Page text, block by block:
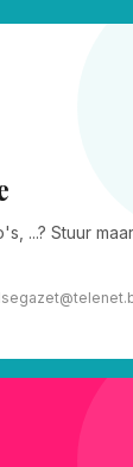
...? Stuur